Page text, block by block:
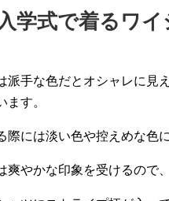
学式で着るワイ
派手な色だとオシャレに見
ます。
際には淡い色や控えめな色
爽やかな印象を受けるので